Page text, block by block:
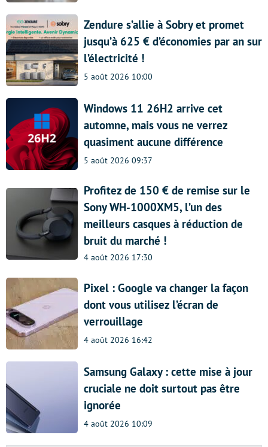
Zendure s’allie à Sobry et promet
jusqu’à 625 € d’économies par an sur
l’électricité !
5 août 2026 10:00
Windows 11 26H2 arrive cet
automne, mais vous ne verrez
quasiment aucune différence
5 août 2026 09:37
Profitez de 150 € de remise sur le
Sony WH-1000XM5, l’un des
meilleurs casques à réduction de
bruit du marché !
4 août 2026 17:30
Pixel : Google va changer la façon
dont vous utilisez l’écran de
verrouillage
4 août 2026 16:42
Samsung Galaxy : cette mise à jour
cruciale ne doit surtout pas être
ignorée
4 août 2026 10:09